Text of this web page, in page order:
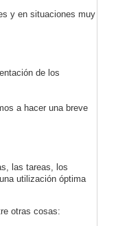
y en situaciones muy
de los
a hacer una breve
las tareas, los
utilización óptima
otras cosas: